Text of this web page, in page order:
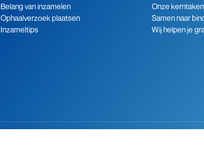
Belang van inzamelen
Ophaalverzoek plaatsen
Inzameltips
Onze kerntaken
Samen naar
Wij helpen je